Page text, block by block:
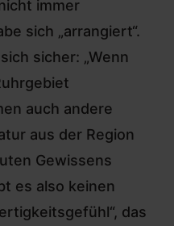
immer
sich „arrangiert“.
sicher: „Wenn
auch andere
aus der Region
Gewissens
es also keinen
das